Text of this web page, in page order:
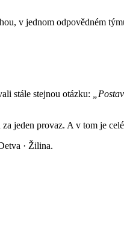
v jednom odpovědném
stále stejnou otázku:
jeden provaz. A v tom je
· Žilina.